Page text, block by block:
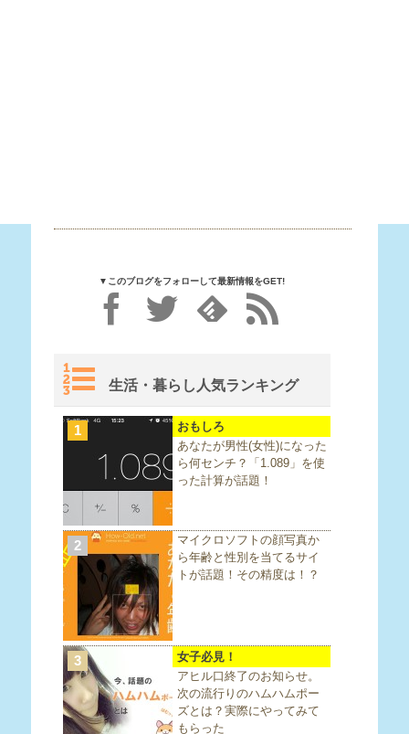
▼このブログをフォローして最新情報をGET!
生活・暮らし人気ランキング
1
おもしろ
あなたが男性(女性)になった
ら何センチ？「1.089」を使
った計算が話題！
2
マイクロソフトの顔写真か
ら年齢と性別を当てるサイ
トが話題！その精度は！？
3
女子必見！
アヒル口終了のお知らせ。
次の流行りのハムハムポー
ズとは？実際にやってみて
もらった